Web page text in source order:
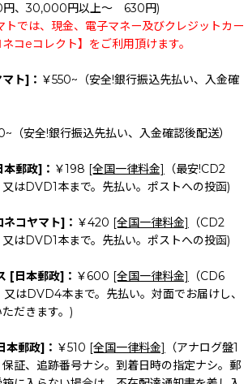
円、30,000円以上～ 630円)
トでは、現金、電子マネー及びクレジットカー
コeコレクト】をご利用頂けます。
ト]： ￥550~（安全!銀行振込先払い、入金確
（安全!銀行振込先払い、入金確認後配送）
郵政]： ￥198 [全国一律料金]
（最安!CD2
はDVD1本まで。先払い。ポストへの投函)
コヤマト]： ￥420 [全国一律料金]
（CD2
はDVD1本まで。先払い。ポストへの投函)
[日本郵政]： ￥600 [全国一律料金]
（CD6
はDVD4本まで。先払い。対面でお届けし、
だきます。)
郵政]： ￥510 [全国一律料金]
（アナログ盤1
証、追跡番号ナシ。到着日時の指定ナシ。郵